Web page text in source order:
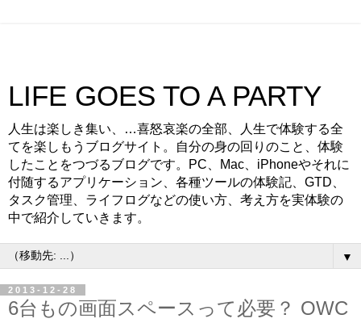
LIFE GOES TO A PARTY
人生は楽しき集い、…喜怒哀楽の全部、人生で体験する全
てを楽しもうブログサイト。自分の身の回りのこと、体験
したことをつづるブログです。PC、Mac、iPhoneやそれに
付随するアプリケーション、各種ツールの体験記、GTD、
タスク管理、ライフログなどの使い方、考え方を実体験の
中で紹介していきます。
▼
2013-12-28
6台もの画面スペースって必要？ OWC